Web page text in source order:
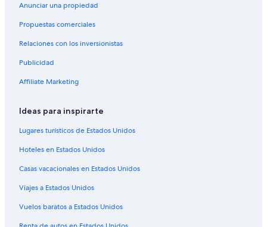
Vuelos de Washington (DCA) a Chicago (ORD)
Vuelos de El Paso (ELP) a Chicago (ORD)
Vuelos de Newark (EWR) a Chicago (ORD)
Anunciar una propiedad
Propuestas comerciales
Relaciones con los inversionistas
Publicidad
Affiliate Marketing
Ideas para inspirarte
Lugares turísticos de Estados Unidos
Hoteles en Estados Unidos
Casas vacacionales en Estados Unidos
Viajes a Estados Unidos
Vuelos baratos a Estados Unidos